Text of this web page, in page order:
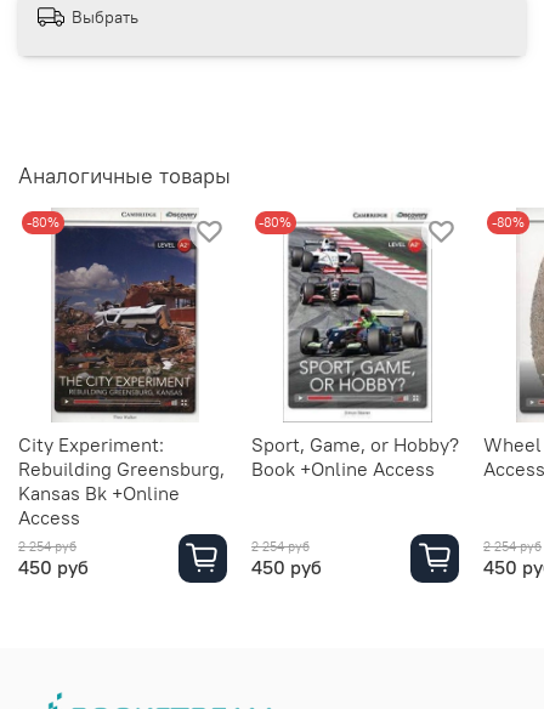
Выбрать
Аналогичные товары
-80%
City Experiment:
Rebuilding Greensburg,
Kansas Bk +Online
Access
2 254 руб
450 руб
-80%
Sport, Game, or Hobby?
Book +Online Access
2 254 руб
450 руб
-80%
Access
2 254 руб
450